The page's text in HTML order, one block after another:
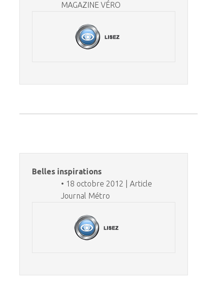
MAGAZINE VÉRO
Belles inspirations
• 18 octobre 2012 | Article
Journal Métro